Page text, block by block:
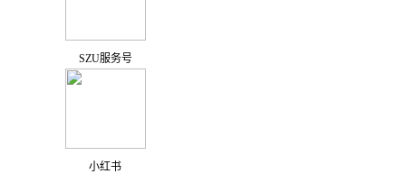
SZU服务号
小红书